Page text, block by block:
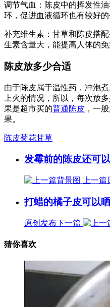
调节气血：陈皮中的挥发性
环，促进血液循环也有较好的
补充维生素：甘草和陈皮搭
生素含量大，能提高人体的免
陈皮放多少合适
由于陈皮属于温性药，冲泡
上火的情况，所以，每次放
果是超市买的普通陈皮 ，一
果。
陈皮菊花甘草
发霉前的陈皮还可
上一篇
打蜡的橘子皮可以
原创发布下一篇
猜你喜欢